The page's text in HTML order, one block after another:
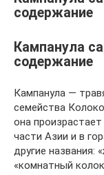
содержание
Кампанула
содержание
Кампанула —
семейства
она
части Азии и в
другие названия:
«комнатный